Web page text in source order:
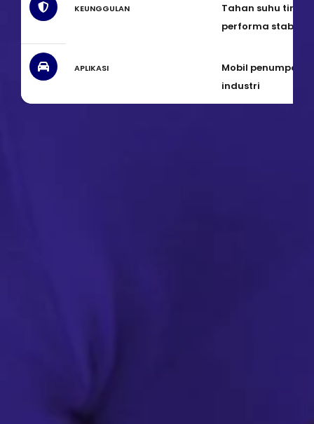
KEUNGGULAN
Tahan suhu
performa stabil
APLIKASI
Mobil
industri